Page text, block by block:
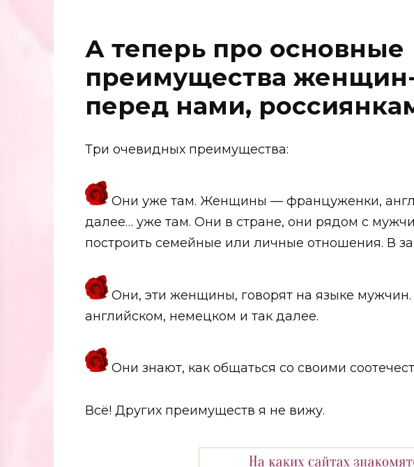
А теперь про основные
преимущества
перед нами,
Три очевидных преимущества:
Они уже там. Женщины — француженки,
далее… уже там. Они в стране, они рядом с
построить семейные или личные отношения. В
Они, эти женщины, говорят на языке
английском, немецком и так далее.
Они знают, как общаться со своими
Всё! Других преимуществ я не вижу.
Гид по